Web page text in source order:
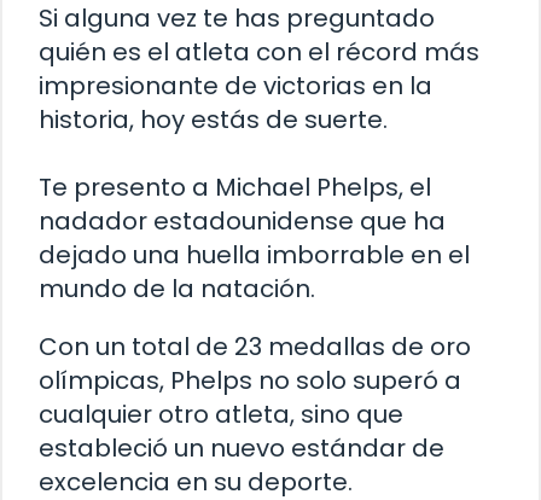
Si alguna vez te has preguntado
quién es el atleta con el récord más
impresionante de victorias en la
historia, hoy estás de suerte.
Te presento a Michael Phelps, el
nadador estadounidense que ha
dejado una huella imborrable en el
mundo de la natación.
Con un total de 23 medallas de oro
olímpicas, Phelps no solo superó a
cualquier otro atleta, sino que
estableció un nuevo estándar de
excelencia en su deporte.